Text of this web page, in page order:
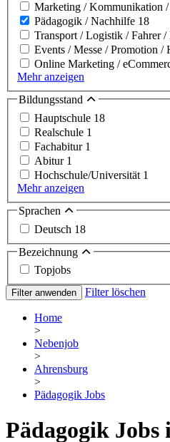
Marketing / Kommunikation
Pädagogik / Nachhilfe 18
Transport / Logistik / Fahrer
Events / Messe / Promotion /
Online Marketing /
Mehr anzeigen
Bildungsstand
Hauptschule 18
Realschule 1
Fachabitur 1
Abitur 1
Hochschule/Universität 1
Mehr anzeigen
Sprachen
Deutsch 18
Bezeichnung
Topjobs
Filter anwenden Filter löschen
Home
>
Nebenjob
>
Ahrensburg
>
Pädagogik Jobs
Pädagogik